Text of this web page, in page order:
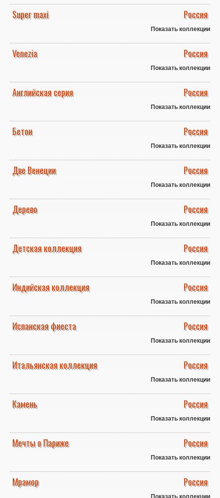
Super maxi Россия
Показать коллекции
Venezia Россия
Показать коллекции
Английская серия Россия
Показать коллекции
Бетон Россия
Показать коллекции
Две Венеции Россия
Показать коллекции
Дерево Россия
Показать коллекции
Детская коллекция Россия
Показать коллекции
Индийская коллекция Россия
Показать коллекции
Испанская фиеста Россия
Показать коллекции
Итальянская коллекция Россия
Показать коллекции
Камень Россия
Показать коллекции
Мечты о Париже Россия
Показать коллекции
Мрамор Россия
Показать коллекции